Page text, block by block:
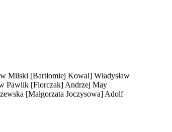
Milski [Bartłomiej Kowal] Władysław
Pawlik [Florczak] Andrzej May
[Małgorzata Joczysowa] Adolf